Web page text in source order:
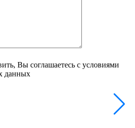
Вы соглашаетесь с условиями
данных